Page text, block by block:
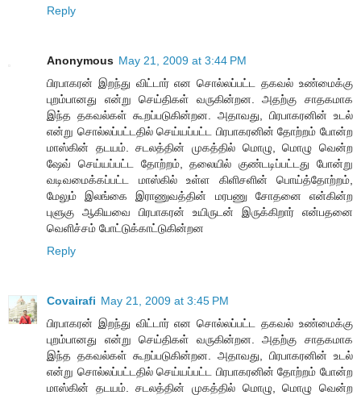
Reply
Anonymous May 21, 2009 at 3:44 PM
பிரபாகரன் இறந்து விட்டார் என சொல்லப்பட்ட தகவல் உண்மைக்கு
புறம்பானது என்று செய்திகள் வருகின்றன. அதற்கு சாதகமாக
இந்த தகவல்கள் கூறப்படுகின்றன. அதாவது, பிரபாகரனின் உடல்
என்று சொல்லப்பட்டதில் செய்யப்பட்ட பிரபாகரனின் தோற்றம் போன்ற
மாஸ்கின் தடயம். சடலத்தின் முகத்தில் மொழு, மொழு வென்ற
ஷேவ் செய்யப்பட்ட தோற்றம், தலையில் குண்டடிப்பட்டது போன்று
வடிவமைக்கப்பட்ட மாஸ்கில் உள்ள கிளிசளின் பொய்த்தோற்றம்,
மேலும் இலங்கை இராணுவத்தின் மரபணு சோதனை என்கின்ற
புளுகு ஆகியவை பிரபாகரன் உயிருடன் இருக்கிறார் என்பதனை
வெளிச்சம் போட்டுக்காட்டுகின்றன
Reply
Covairafi May 21, 2009 at 3:45 PM
பிரபாகரன் இறந்து விட்டார் என சொல்லப்பட்ட தகவல் உண்மைக்கு
புறம்பானது என்று செய்திகள் வருகின்றன. அதற்கு சாதகமாக
இந்த தகவல்கள் கூறப்படுகின்றன. அதாவது, பிரபாகரனின் உடல்
என்று சொல்லப்பட்டதில் செய்யப்பட்ட பிரபாகரனின் தோற்றம் போன்ற
மாஸ்கின் தடயம். சடலத்தின் முகத்தில் மொழு, மொழு வென்ற